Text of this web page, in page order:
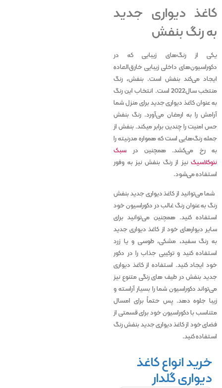
کاغذ دیواری جدید
به رنگ بنفش
یکی از رنگ‌های زیبایی که در
دکوراسیون‌های داخلی زیبایی خارق‌العاده
ایجاد می‌کند بنفش است. بنفش، رنگ
منتخب سال2022 است. انتخاب این رنگ
به عنوان کاغذ دیواری جدید برای منزل شما
آرامش را به ارمغان می‌آورد. رنگ بنفش
حس امنیت را چندین برابر میکند. بنفش از
جمله رنگ‌هایی است که همواره مدرنیته را
به رخ می‌کشد. همچنین در سبک
نئوکلاسیک نیز از رنگ بنفش نیز به وفور
استفاده می‌شود.
شما می‌توانید از کاغذ دیواری جدید بنفش
رنگ به عنوان رنگ غالب در دکوراسیون خود
استفاده کنید. همچنین می‌توانید برای
سایر دیوارهای خود از کاغذ دیواری جدید
به رنگ سفید، مشکی، طوسی و یا زرد
استفاده کنید و ترکیبی جذاب را در دکور
خود ایجاد کنید. استفاده از کاغذ دیواری
جدید بنفش در طیف های رنگی متنوع نیز
می‌تواند دکوراسیون شما را بسیار آراسته و
زیبا جلوه دهد. پس حتماً برای امسال
متناسب با دکوراسیون خود برای قسمتی از
فضای خود از کاغذ دیواری جدید بنفش رنگ
استفاده کنید.
خرید انواع کاغذ
دیواری گلدار